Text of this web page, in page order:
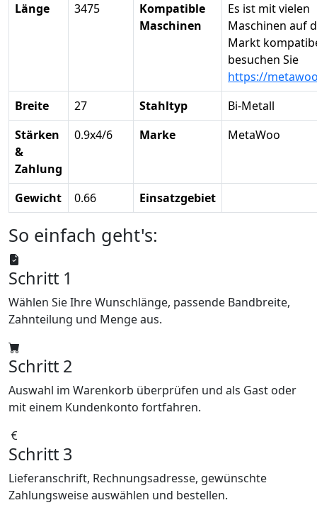
Länge
3475
Kompatible
Maschinen
Es ist mit vielen
Maschinen auf
Markt
besuchen Sie
https://
Breite
27 Stahltyp
Bi-Metall
Stärken
&
Zahlung
0.9x4/6 Marke MetaWoo
Gewicht 0.66 Einsatzgebiet
So einfach geht's:
Schritt 1
Wählen Sie Ihre Wunschlänge, passende Bandbreite,
Zahnteilung und Menge aus.
Schritt 2
Auswahl im Warenkorb überprüfen und als Gast oder
mit einem Kundenkonto fortfahren.
Schritt 3
Lieferanschrift, Rechnungsadresse, gewünschte
Zahlungsweise auswählen und bestellen.